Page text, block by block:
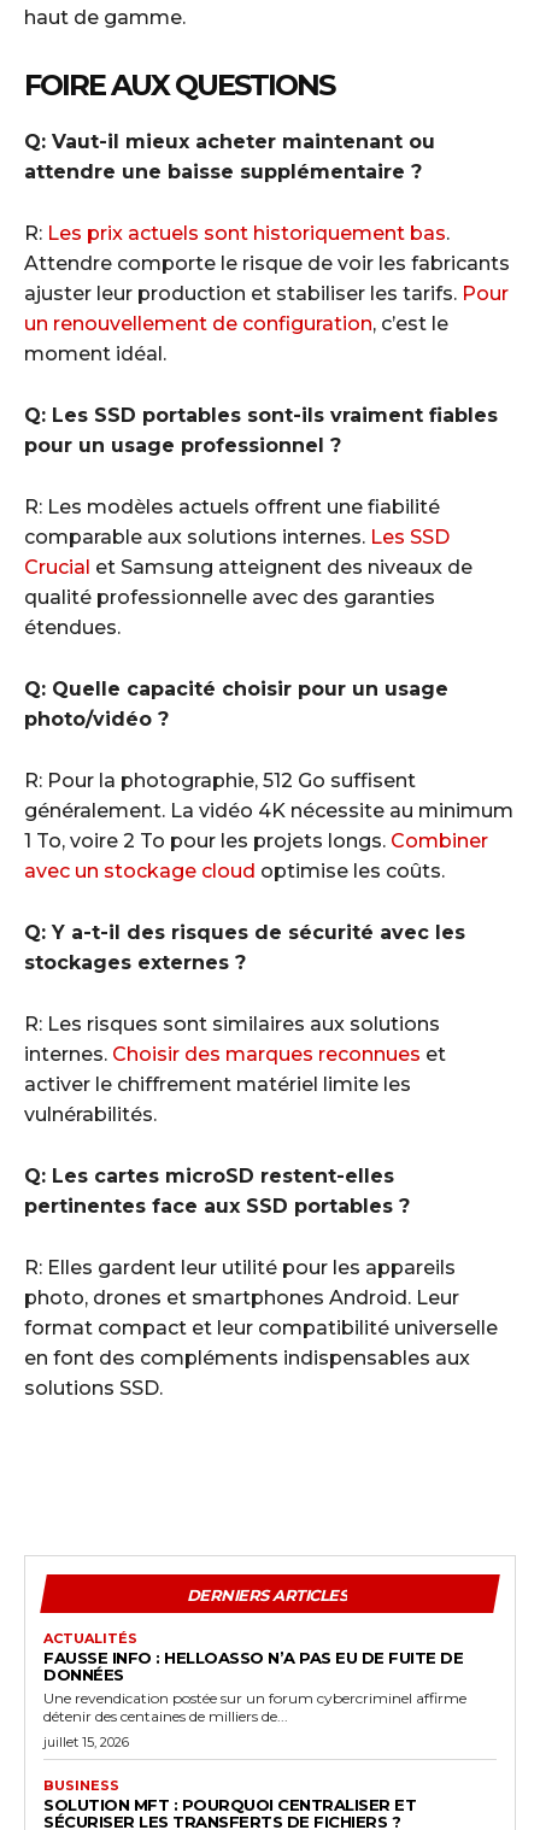
haut de gamme.
FOIRE AUX QUESTIONS
Q: Vaut-il mieux acheter maintenant ou
attendre une baisse supplémentaire ?
R: Les prix actuels sont historiquement bas.
Attendre comporte le risque de voir les fabricants
ajuster leur production et stabiliser les tarifs. Pour
un renouvellement de configuration, c’est le
moment idéal.
Q: Les SSD portables sont-ils vraiment fiables
pour un usage professionnel ?
R: Les modèles actuels offrent une fiabilité
comparable aux solutions internes. Les SSD
Crucial et Samsung atteignent des niveaux de
qualité professionnelle avec des garanties
étendues.
Q: Quelle capacité choisir pour un usage
photo/vidéo ?
R: Pour la photographie, 512 Go suffisent
généralement. La vidéo 4K nécessite au minimum
1 To, voire 2 To pour les projets longs. Combiner
avec un stockage cloud optimise les coûts.
Q: Y a-t-il des risques de sécurité avec les
stockages externes ?
R: Les risques sont similaires aux solutions
internes. Choisir des marques reconnues et
activer le chiffrement matériel limite les
vulnérabilités.
Q: Les cartes microSD restent-elles
pertinentes face aux SSD portables ?
R: Elles gardent leur utilité pour les appareils
photo, drones et smartphones Android. Leur
format compact et leur compatibilité universelle
en font des compléments indispensables aux
solutions SSD.
DERNIERS ARTICLES
ACTUALITÉS
FAUSSE INFO : HELLOASSO N’A PAS EU DE FUITE DE
DONNÉES
Une revendication postée sur un forum cybercriminel affirme
détenir des centaines de milliers de...
juillet 15, 2026
BUSINESS
SOLUTION MFT : POURQUOI CENTRALISER ET
SÉCURISER LES TRANSFERTS DE FICHIERS ?